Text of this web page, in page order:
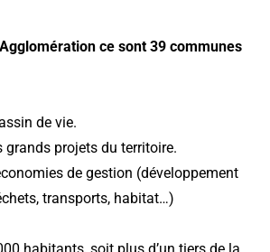
ce sont 39 communes
de vie.
grands projets du territoire.
de gestion (développement
transports, habitat…)